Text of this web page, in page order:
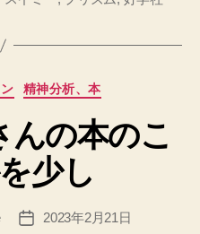
精神分析、本
んの本のこ
少し
投
2023年2月21日